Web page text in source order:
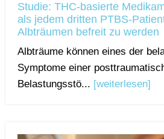
Studie: THC-basierte
als jedem dritten PTBS-
Albträumen befreit zu werden
Albträume können eines der
Symptome einer
Belastungsstö... [weiterlesen]